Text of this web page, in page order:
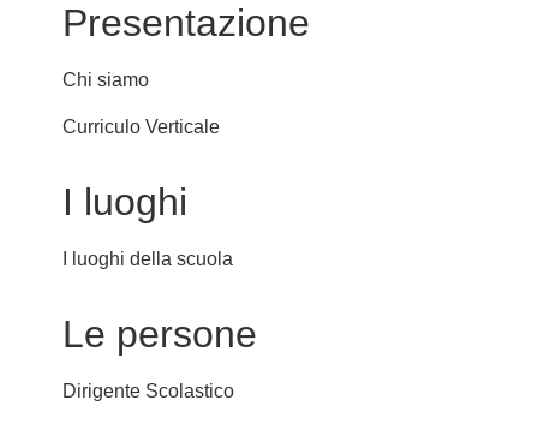
Presentazione
Chi siamo
Curriculo Verticale
I luoghi
I luoghi della scuola
Le persone
Dirigente Scolastico